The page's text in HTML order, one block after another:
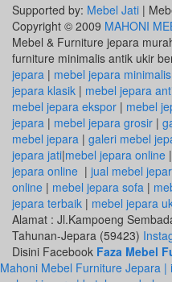
Supported by: Mebel Jati |
Copyright © 2009 MAHONI
Mebel & Furniture jepara
furniture minimalis antik ukir
jepara | mebel jepara minimalis
jepara klasik | mebel jepara
mebel jepara ekspor | mebel
jepara | mebel jepara grosir |
mebel jepara | galeri mebel
jepara jati|mebel jepara online |
jepara online | jual mebel
online | mebel jepara sofa |
jepara terbaik | mebel jepara
Alamat : Jl.Kampoeng
Tahunan-Jepara (59423)
Disini Facebook Faza Mebel
Mahoni Mebel Furniture Jepara